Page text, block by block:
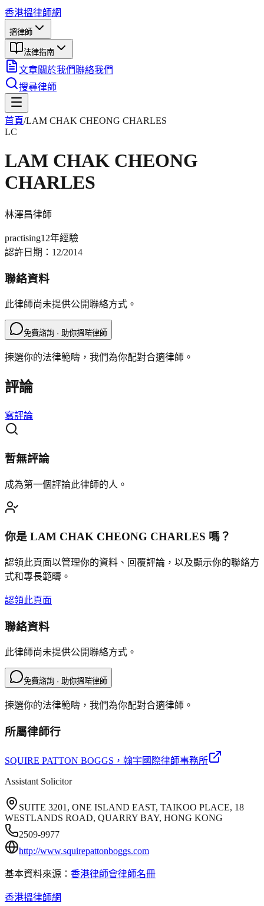
香港搵律師網
搵律師
法律指南
文章關於我們聯絡我們
搜尋律師
首頁/LAM CHAK CHEONG CHARLES
LC
LAM CHAK CHEONG
CHARLES
林澤昌律師
practising12年經驗
認許日期： 12/2014
聯絡資料
此律師尚未提供公開聯絡方式。
免費諮詢 · 助你搵啱律師
揀選你的法律範疇，我們為你配對合適律師。
評論
寫評論
暫無評論
成為第一個評論此律師的人。
你是 LAM CHAK CHEONG CHARLES 嗎？
認領此頁面以管理你的資料、回覆評論，以及顯示你的聯絡方
式和專長範疇。
認領此頁面
聯絡資料
此律師尚未提供公開聯絡方式。
免費諮詢 · 助你搵啱律師
揀選你的法律範疇，我們為你配對合適律師。
所屬律師行
SQUIRE PATTON BOGGS ，翰宇國際律師事務所
Assistant Solicitor
SUITE 3201, ONE ISLAND EAST, TAIKOO PLACE, 18
WESTLANDS ROAD, QUARRY BAY, HONG KONG
2509-9977
http://www.squirepattonboggs.com
基本資料來源： 香港律師會律師名冊
香港搵律師網